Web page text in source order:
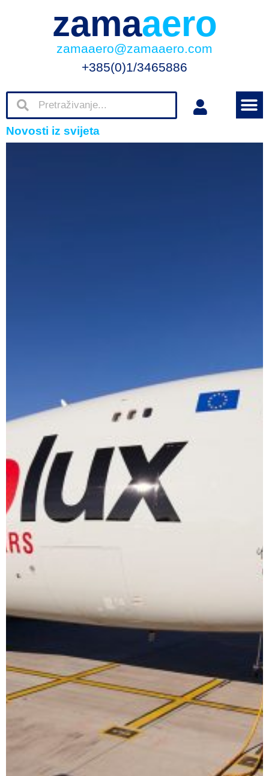
zamaaero
zamaaero@zamaaero.com
+385(0)1/3465886
Novosti iz svijeta